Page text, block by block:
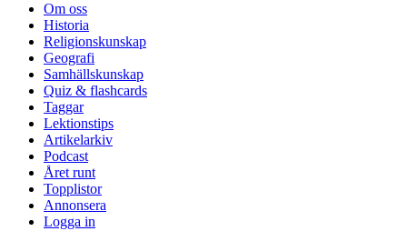
Om oss
Historia
Religionskunskap
Geografi
Samhällskunskap
Quiz & flashcards
Taggar
Lektionstips
Artikelarkiv
Podcast
Året runt
Topplistor
Annonsera
Logga in